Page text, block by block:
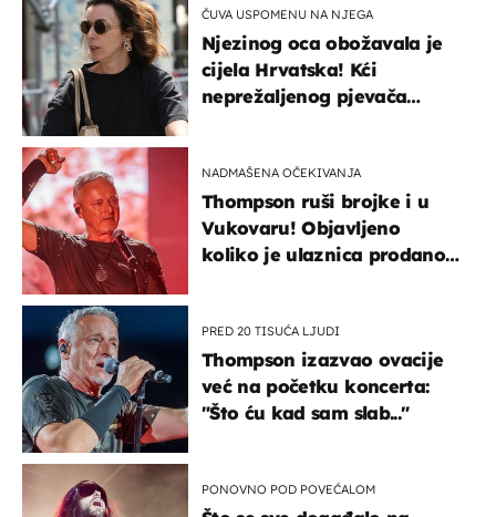
ČUVA USPOMENU NA NJEGA
Njezinog oca obožavala je
cijela Hrvatska! Kći
neprežaljenog pjevača
NADMAŠENA OČEKIVANJA
Thompson ruši brojke i u
Vukovaru! Objavljeno
koliko je ulaznica prodano
PRED 20 TISUĆA LJUDI
Thompson izazvao ovacije
već na početku koncerta:
"Što ću kad sam slab..."
PONOVNO POD POVEĆALOM